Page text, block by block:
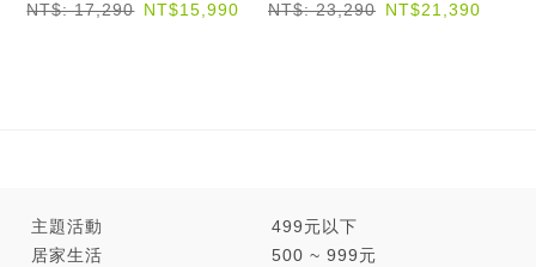
NT$: 17,290 NT$15,990 NT$: 23,290 NT$21,390
主題活動
居家生活
499元以下
500 ~ 999元